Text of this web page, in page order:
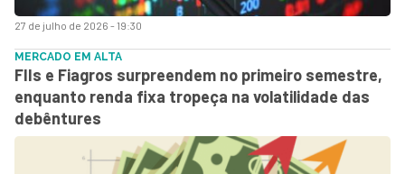
27 de julho de 2026 - 19:30
MERCADO EM ALTA
FIIs e Fiagros surpreendem no primeiro semestre,
enquanto renda fixa tropeça na volatilidade das
debêntures